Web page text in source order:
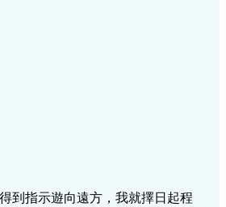
指示遊向遠方，我就擇日起程